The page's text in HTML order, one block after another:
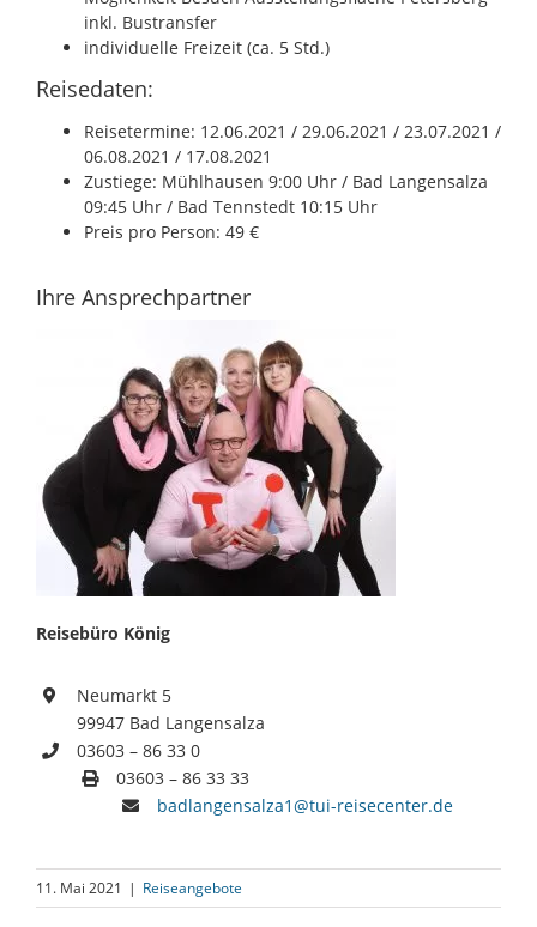
inkl. Bustransfer
individuelle Freizeit (ca. 5 Std.)
Reisedaten:
Reisetermine: 12.06.2021 / 29.06.2021 / 23.07.2021 /
06.08.2021 / 17.08.2021
Zustiege: Mühlhausen 9:00 Uhr / Bad Langensalza
09:45 Uhr / Bad Tennstedt 10:15 Uhr
Preis pro Person: 49 €
Ihre Ansprechpartner
Reisebüro König
Neumarkt 5
99947 Bad Langensalza
03603 – 86 33 0
03603 – 86 33 33
badlangensalza1@tui-reisecenter.de
11. Mai 2021 | Reiseangebote